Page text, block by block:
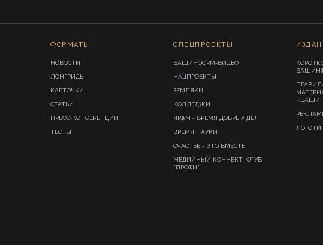
ФОРМАТЫ
НОВОСТИ
ЛОНГРИДЫ
КАРТОЧКИ
СТАТЬИ
ПРЕСС-КОНФЕРЕНЦИИ
ТЕСТЫ
СПЕЦПРОЕКТЫ
БАШИНФОРМ-ВИДЕО
НАЦПРОЕКТЫ
ЗЕМЛЯКИ
КОЛЛЕДЖИ
ЯРҘАМ - ВРЕМЯ ДОБРЫХ ДЕЛ
ВРЕМЯ НАУКИ
СЧАСТЬЕ - ЭТО ВМЕСТЕ
МЕДИЙНЫЙ КОННЕКТ-КЛУБ
"ПРОФИ"